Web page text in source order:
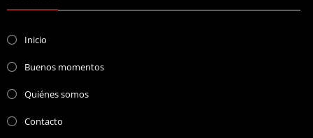
Inicio
Buenos momentos
Quiénes somos
Contacto